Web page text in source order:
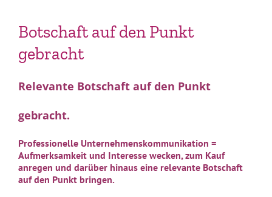
Botschaft auf den Punkt
gebracht
Relevante Botschaft auf den Punkt
gebracht.
Professionelle Unternehmenskommunikation =
Aufmerksamkeit und Interesse wecken, zum Kauf
anregen und darüber hinaus eine relevante Botschaft
auf den Punkt bringen.